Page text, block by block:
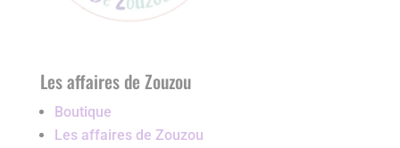
Les affaires de Zouzou
Boutique
Les affaires de Zouzou